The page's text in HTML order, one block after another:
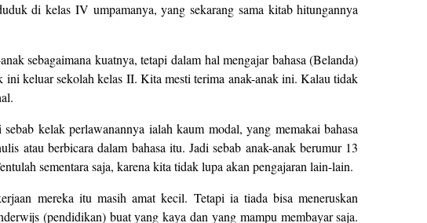
di kelas IV umpamanya, yang sekarang sama kitab hitungannya
sebagaimana kuatnya, tetapi dalam hal mengajar bahasa (Belanda)
keluar sekolah kelas II. Kita mesti terima anak-anak ini. Kalau tidak
kelak perlawanannya ialah kaum modal, yang memakai bahasa
atau berbicara dalam bahasa itu. Jadi sebab anak-anak berumur 13
sementara saja, karena kita tidak lupa akan pengajaran lain-lain.
mereka itu masih amat kecil. Tetapi ia tiada bisa meneruskan
(pendidikan) buat yang kaya dan yang mampu membayar saja.